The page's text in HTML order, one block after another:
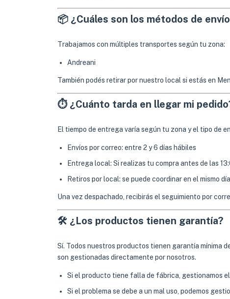
📦 ¿Cuáles son los métodos de
Trabajamos con múltiples transportes según tu zona:
Andreani
También podés retirar por nuestro local si estás en
⏱ ¿Cuánto tarda en llegar mi
El tiempo de entrega varía según tu zona y el tipo de
Envíos por correo: entre 2 y 6 días hábiles
Entrega local: Si realizas tu compra antes de las
Retiros por local: se puede coordinar en el mismo día
Una vez despachado, recibirás el seguimiento por
🛠 ¿Los productos tienen garantía?
Sí. Todos nuestros productos tienen garantía mínima
son gestionadas directamente por nosotros.
Si el producto tiene falla de fábrica, gestionamos
Si el problema se debe a un mal uso, podemos